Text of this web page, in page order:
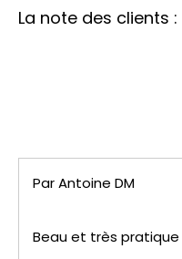
La note des clients :
ParAntoine DM
Beau et très pratique